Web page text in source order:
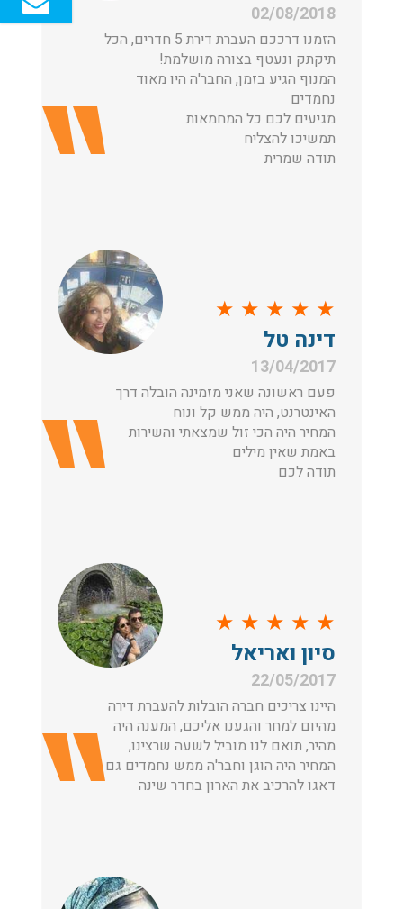
02/08/2018
הזמנו דרככם העברת דירת 5 חדרים, הכל
תיקתק ונעטף בצורה מושלמת!
המנוף הגיע בזמן, החבר'ה היו מאוד
נחמדים
מגיעים לכם כל המחמאות
תמשיכו להצליח
תודה שמרית
★
★
★
★
★
דינה טל
13/04/2017
פעם ראשונה שאני מזמינה הובלה דרך
האינטרנט, היה ממש קל ונוח
המחיר היה הכי זול שמצאתי והשירות
באמת שאין מילים
תודה לכם
★
★
★
★
★
סיון ואריאל
22/05/2017
היינו צריכים חברה הובלות להעברת דירה
מהיום למחר והגענו אליכם, המענה היה
מהיר, תואם לנו מוביל לשעה שרצינו,
המחיר היה הוגן וחבר'ה ממש נחמדים גם
דאגו להרכיב את הארון בחדר שינה